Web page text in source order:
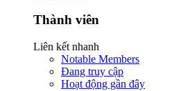
Thành viên
Liên kết nhanh
Notable Members
Đang truy cập
Hoạt động gần đây